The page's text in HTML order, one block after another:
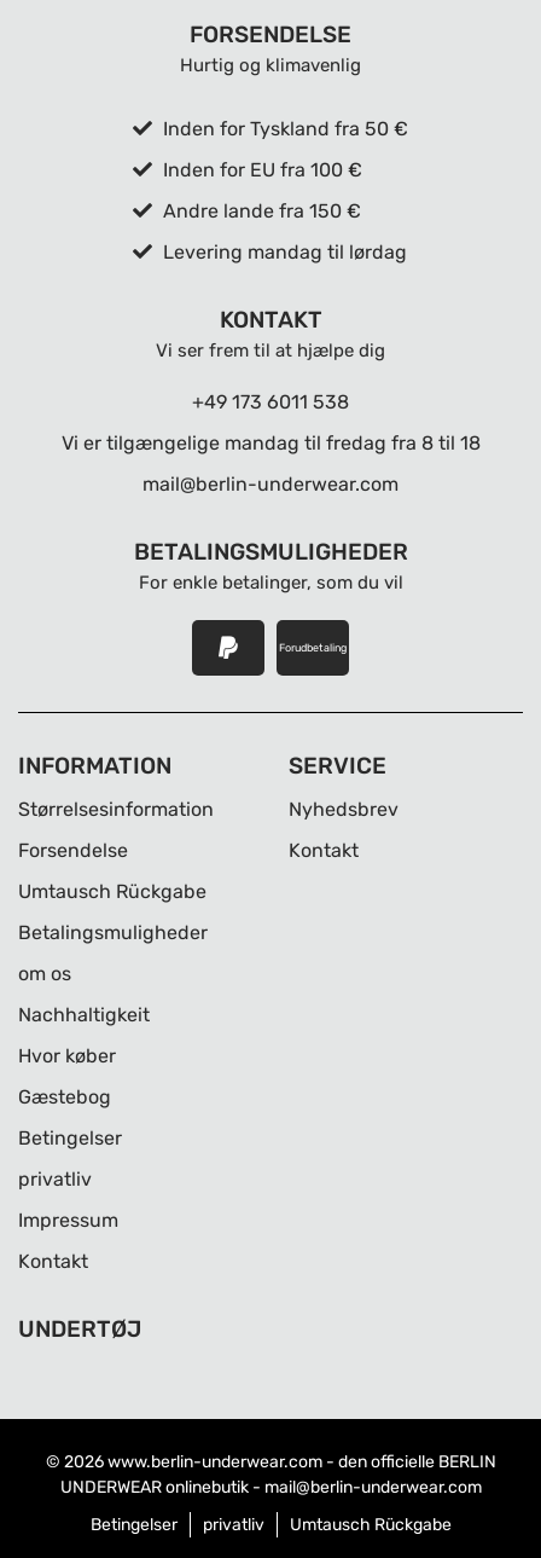
FORSENDELSE
Hurtig og klimavenlig
Inden for Tyskland fra 50 €
Inden for EU fra 100 €
Andre lande fra 150 €
Levering mandag til lørdag
KONTAKT
Vi ser frem til at hjælpe dig
+49 173 6011 538
Vi er tilgængelige mandag til fredag ​​fra 8 til 18
mail@berlin-underwear.com
BETALINGSMULIGHEDER
For enkle betalinger, som du vil
Forudbetaling
INFORMATION
Størrelsesinformation
Forsendelse
Umtausch Rückgabe
Betalingsmuligheder
om os
Nachhaltigkeit
Hvor køber
Gæstebog
Betingelser
privatliv
Impressum
Kontakt
SERVICE
Nyhedsbrev
Kontakt
UNDERTØJ
© 2026 www.berlin-underwear.com - den officielle BERLIN
UNDERWEAR onlinebutik - mail@berlin-underwear.com
Betingelser
privatliv Umtausch Rückgabe